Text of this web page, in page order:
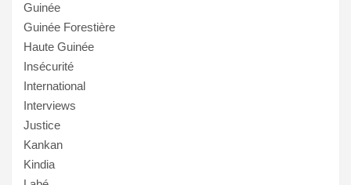
Guinée
Guinée Forestière
Haute Guinée
Insécurité
International
Interviews
Justice
Kankan
Kindia